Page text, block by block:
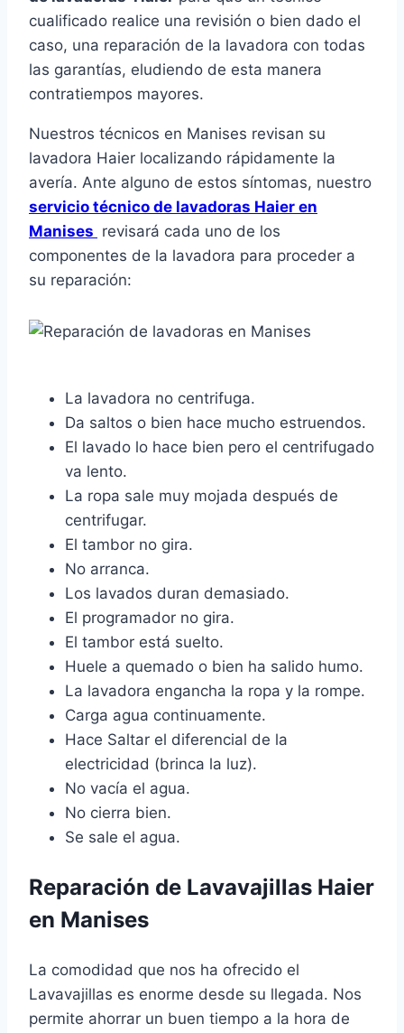
cualificado realice una revisión o bien dado el
caso, una reparación de la lavadora con todas
las garantías, eludiendo de esta manera
contratiempos mayores.
Nuestros técnicos en Manises revisan su
lavadora Haier localizando rápidamente la
avería. Ante alguno de estos síntomas, nuestro
servicio técnico de lavadoras Haier en
Manises revisará cada uno de los
componentes de la lavadora para proceder a
su reparación:
La lavadora no centrifuga.
Da saltos o bien hace mucho estruendos.
El lavado lo hace bien pero el centrifugado
va lento.
La ropa sale muy mojada después de
centrifugar.
El tambor no gira.
No arranca.
Los lavados duran demasiado.
El programador no gira.
El tambor está suelto.
Huele a quemado o bien ha salido humo.
La lavadora engancha la ropa y la rompe.
Carga agua continuamente.
Hace Saltar el diferencial de la
electricidad (brinca la luz).
No vacía el agua.
No cierra bien.
Se sale el agua.
Reparación de Lavavajillas Haier
en Manises
La comodidad que nos ha ofrecido el
Lavavajillas es enorme desde su llegada. Nos
permite ahorrar un buen tiempo a la hora de